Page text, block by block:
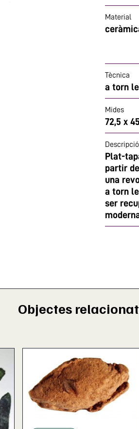
Material
Tècnica
a torn
Mides
72,5 x
Descripció
Plat-
partir
una
a torn
ser
Objectes